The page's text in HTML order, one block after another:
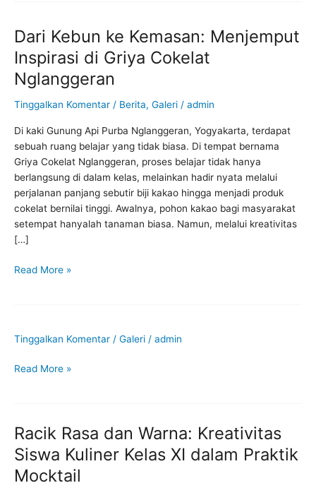
Dari Kebun ke Kemasan: Menjemput
Inspirasi di Griya Cokelat
Nglanggeran
Tinggalkan Komentar / Berita, Galeri / admin
Di kaki Gunung Api Purba Nglanggeran, Yogyakarta, terdapat
sebuah ruang belajar yang tidak biasa. Di tempat bernama
Griya Cokelat Nglanggeran, proses belajar tidak hanya
berlangsung di dalam kelas, melainkan hadir nyata melalui
perjalanan panjang sebutir biji kakao hingga menjadi produk
cokelat bernilai tinggi. Awalnya, pohon kakao bagi masyarakat
setempat hanyalah tanaman biasa. Namun, melalui kreativitas
[…]
Dari
Kebun
ke
Kemasan:
Inspirasi
di
Griya
Cokelat
Nglanggeran
Read More »
Tinggalkan Komentar / Galeri / admin
Read More »
Racik Rasa dan Warna: Kreativitas
Siswa Kuliner Kelas XI dalam Praktik
Mocktail
Racik
Rasa
dan
Warna: